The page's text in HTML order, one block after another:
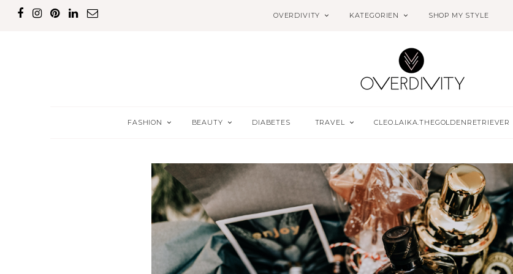
OVERDIVITY KATEGORIEN SHOP MY STYLE
FASHION BEAUTY DIABETES TRAVEL CLEO.LAIKA.THEGOLDENRETRIEVER